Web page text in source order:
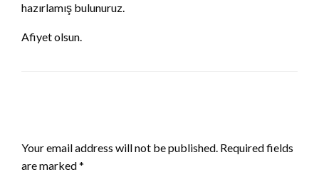
hazırlamış bulunuruz.
Afiyet olsun.
Your email address will not be published. Required fields
are marked*